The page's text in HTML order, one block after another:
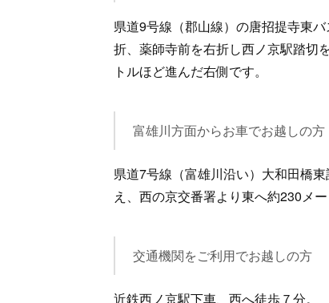
県道9号線（郡山線）の唐招提寺東
折、薬師寺前を右折し西ノ京駅踏切
トルほど進んだ右側です。
富雄川方面からお車でお越しの方
県道7号線（富雄川沿い）大和田橋
え、西の京交番署より東へ約230メー
交通機関をご利用でお越しの方
近鉄西ノ京駅下車、西へ徒歩７分。